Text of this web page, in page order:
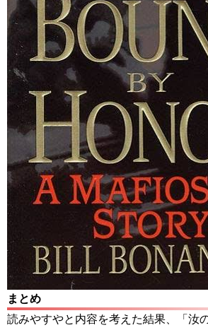
まとめ
読みやすやと内容を考えた結果、「汝